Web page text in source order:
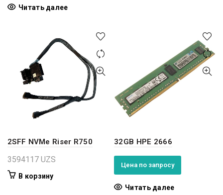
Читать далее
2SFF NVMe Riser R750
3594117 UZS
В корзину
32GB HPE 2666
Цена по запросу
Читать далее